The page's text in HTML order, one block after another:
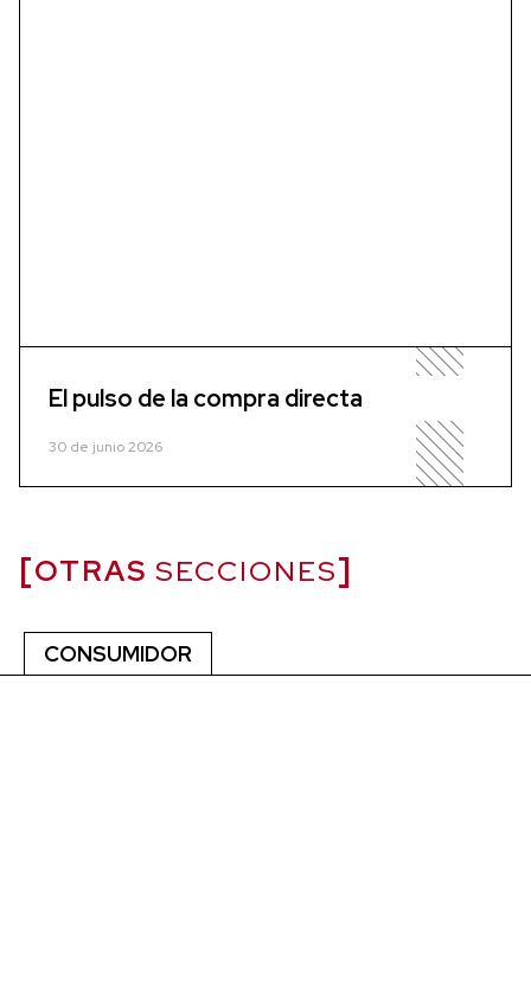
El pulso de la compra directa
30 de junio 2026
OTRAS SECCIONES
CONSUMIDOR